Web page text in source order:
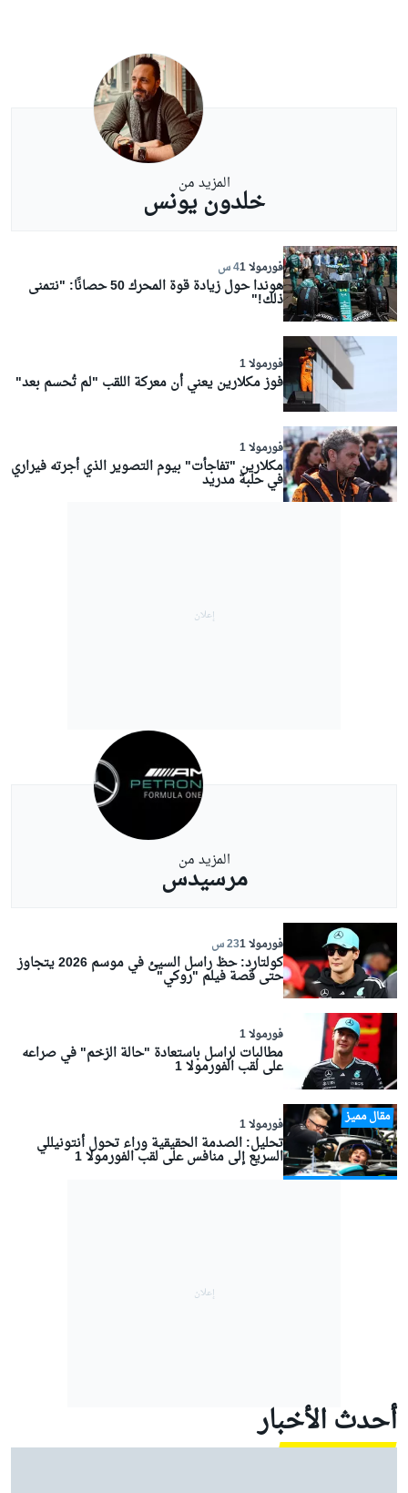
المزيد من
خلدون يونس
فورمولا 1 4 س
هوندا حول زيادة قوة المحرك 50 حصانًا: "نتمنى
ذلك!"
فورمولا 1
فوز مكلارين يعني أن معركة اللقب "لم تُحسم بعد"
فورمولا 1
مكلارين "تفاجأت" بيوم التصوير الذي أجرته فيراري
في حلبة مدريد
المزيد من
مرسيدس
فورمولا 1 23 س
كولتارد: حظ راسل السيئ في موسم 2026 يتجاوز
حتى قصة فيلم "روكي"
فورمولا 1
مطالبات لراسل باستعادة "حالة الزخم" في صراعه
على لقب الفورمولا 1
مقال مميز فورمولا 1
تحليل: الصدمة الحقيقية وراء تحول أنتونيللي
السريع إلى منافس على لقب الفورمولا 1
أحدث الأخبار